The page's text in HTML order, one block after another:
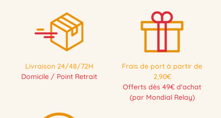
Livraison 24/48/72H
Domicile / Point Retrait
Frais de port à partir de
2,90€
Offerts dès 49€ d'achat
(par Mondial Relay)